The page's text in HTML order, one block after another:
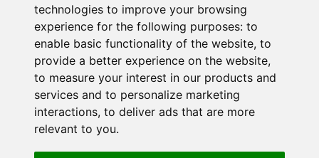
technologies to improve your browsing
experience for the following purposes: to
enable basic functionality of the website, to
provide a better experience on the website,
to measure your interest in our products and
services and to personalize marketing
interactions, to deliver ads that are more
relevant to you.